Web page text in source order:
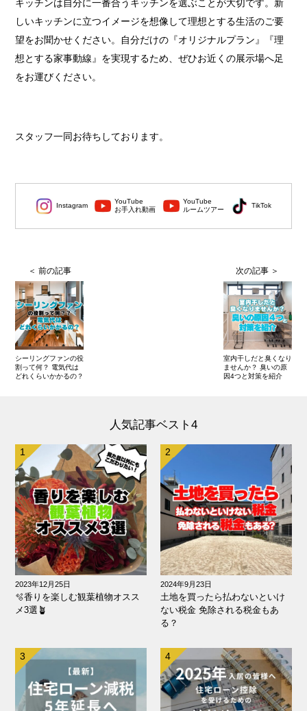
キッチンは自分に一番合うキッチンを選ぶことが大切です。新
しいキッチンに立つイメージを想像して理想とする生活のご要
望をお聞かせください。自分だけの『オリジナルプラン』『理
想とする家事動線』を実現するため、ぜひお近くの展示場へ足
をお運びください。
スタッフ一同お待ちしております。
Instagram
YouTube
お手入れ動画
YouTube
ルームツアー
TikTok
シーリングファンの役
割って何？ 電気代は
どれくらいかかるの？
室内干しだと臭くなり
ませんか？ 臭いの原
因4つと対策を紹介
人気記事ベスト4
2023年12月25日
🫧香りを楽しむ観葉植物オスス
メ3選🪴
2024年9月23日
土地を買ったら払わないといけ
ない税金 免除される税金もあ
る？